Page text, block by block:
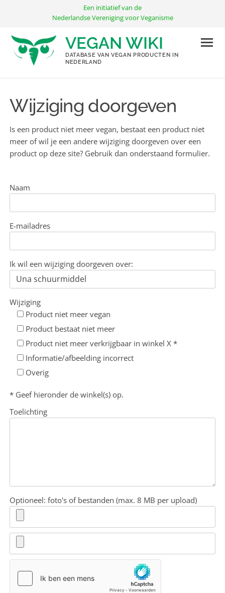
inhoud
Een initiatief van de
Nederlandse Vereniging voor Veganisme
VEGAN WIKI
DATABASE VAN VEGAN PRODUCTEN IN
NEDERLAND
Wijziging doorgeven
Is een product niet meer vegan, bestaat een product niet
meer of wil je een andere wijziging doorgeven over een
product op deze site? Gebruik dan onderstaand formulier.
Naam
E-mailadres
Ik wil een wijziging doorgeven over:
Wijziging
Product niet meer vegan
Product bestaat niet meer
Product niet meer verkrijgbaar in winkel X *
Informatie/afbeelding incorrect
Overig
* Geef hieronder de winkel(s) op.
Toelichting
Optioneel: foto's of bestanden (max. 8 MB per upload)